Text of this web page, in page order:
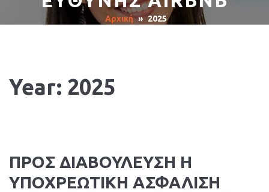
Αρχική » 2025
Year: 2025
ΠΡΟΣ ΔΙΑΒΟΥΛΕΥΣΗ Η
ΥΠΟΧΡΕΩΤΙΚΗ ΑΣΦΑΛΙΣΗ